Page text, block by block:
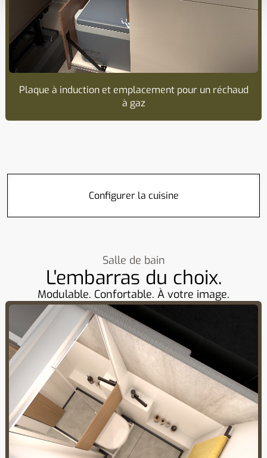
Plaque à induction et emplacement pour un réchaud
à gaz
Configurer la cuisine
Salle de bain
L'embarras du choix.
Modulable. Confortable. À votre image.